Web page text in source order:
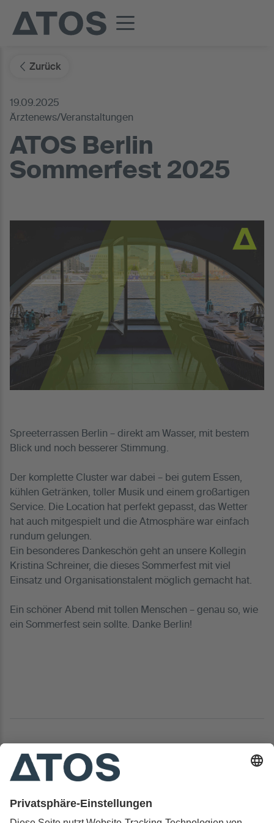
Zurück
19.09.2025
Ärztenews/Veranstaltungen
ATOS Berlin
Sommerfest 2025
Spreeterrassen Berlin – direkt am Wasser, mit bestem
Blick und noch besserer Stimmung.
Der komplette Cluster war dabei – bei gutem Essen,
kühlen Getränken, toller Musik und einem großartigen
Service. Die Location hat perfekt gepasst, das Wetter
hat auch mitgespielt und die Atmosphäre war einfach
rundum gelungen.
Ein besonderes Dankeschön geht an unsere Kollegin
Kristina Schreiner, die dieses Sommerfest mit viel
Einsatz und Organisationstalent möglich gemacht hat.
Ein schöner Abend mit tollen Menschen – genau so, wie
ein Sommerfest sein sollte. Danke Berlin!